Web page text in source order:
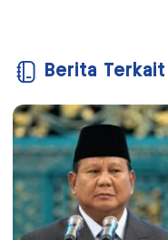
Berita Terkait